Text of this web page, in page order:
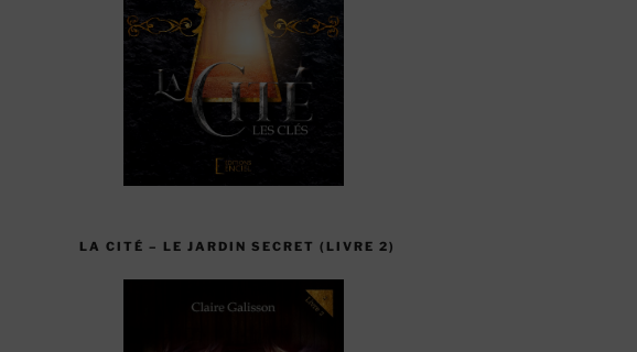
LA CITÉ – LE JARDIN SECRET (LIVRE 2)